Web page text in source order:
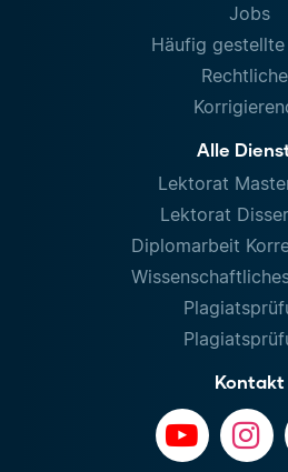
Jobs
Häufig gestellte
Alle
Lektorat
Lektorat
Diplomarbeit
Kontakt